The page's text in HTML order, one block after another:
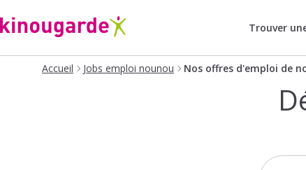
Trouver
Accueil Jobs emploi nounou Nos offres d'emploi de